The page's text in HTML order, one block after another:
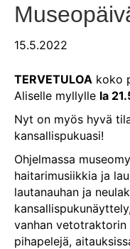
15.5.2022
TERVETULOA koko
Aliselle myllylle la
Nyt on myös hyvä
kansallispukuasi!
Ohjelmassa
haitarimusiikkia ja
lautanauhan ja
vanhan
pihapelejä,